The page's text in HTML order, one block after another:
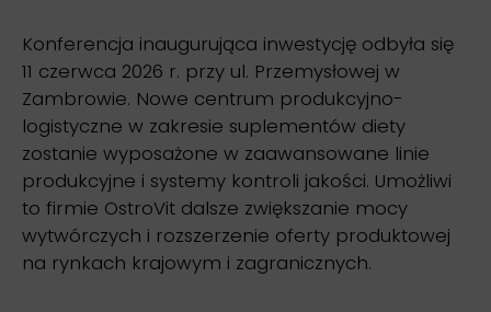
Konferencja inaugurująca inwestycję odbyła się
11 czerwca 2026 r. przy ul. Przemysłowej w
Zambrowie. Nowe centrum produkcyjno-
logistyczne w zakresie suplementów diety
zostanie wyposażone w zaawansowane linie
produkcyjne i systemy kontroli jakości. Umożliwi
to firmie OstroVit dalsze zwiększanie mocy
wytwórczych i rozszerzenie oferty produktowej
na rynkach krajowym i zagranicznych.